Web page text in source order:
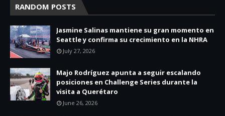
RANDOM POSTS
Jasmine Salinas mantiene su gran momento en
Seattle y confirma su crecimiento en la NHRA
July 27, 2026
Majo Rodríguez apunta a seguir escalando
posiciones en Challenge Series durante la
visita a Querétaro
June 26, 2026